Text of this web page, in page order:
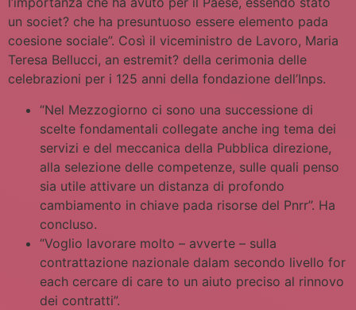
un societ? che ha presuntuoso essere elemento pada
coesione sociale”. Così il viceministro de Lavoro, Maria
Teresa Bellucci, an estremit? della cerimonia delle
celebrazioni per i 125 anni della fondazione dell’Inps.
“Nel Mezzogiorno ci sono una successione di
scelte fondamentali collegate anche ing tema dei
servizi e del meccanica della Pubblica direzione,
alla selezione delle competenze, sulle quali penso
sia utile attivare un distanza di profondo
cambiamento in chiave pada risorse del Pnrr”. Ha
concluso.
“Voglio lavorare molto – avverte – sulla
contrattazione nazionale dalam secondo livello for
each cercare di care to un aiuto preciso al rinnovo
dei contratti”.